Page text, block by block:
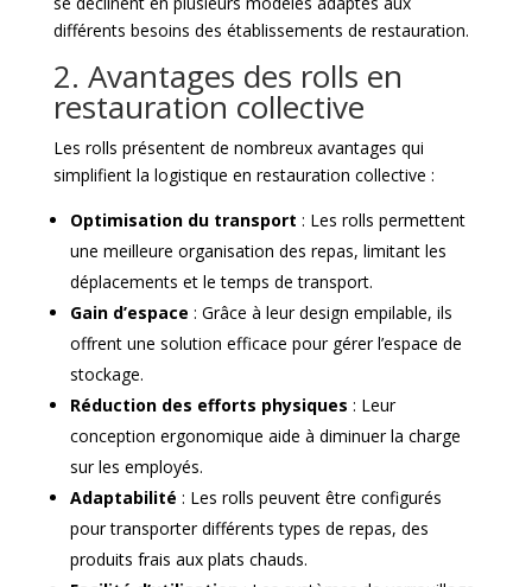
différents besoins des établissements de restauration.
2. Avantages des rolls en
restauration collective
Les rolls présentent de nombreux avantages qui
simplifient la logistique en restauration collective :
Optimisation du transport : Les rolls permettent
une meilleure organisation des repas, limitant les
déplacements et le temps de transport.
Gain d’espace : Grâce à leur design empilable, ils
offrent une solution efficace pour gérer l’espace de
stockage.
Réduction des efforts physiques : Leur
conception ergonomique aide à diminuer la charge
sur les employés.
Adaptabilité : Les rolls peuvent être configurés
pour transporter différents types de repas, des
produits frais aux plats chauds.